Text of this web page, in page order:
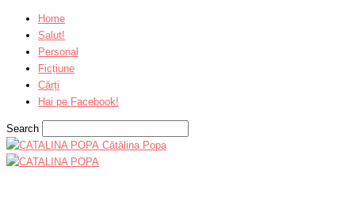
Home
Salut!
Personal
Ficțiune
Cărți
Hai pe Facebook!
Search
Cătălina Popa